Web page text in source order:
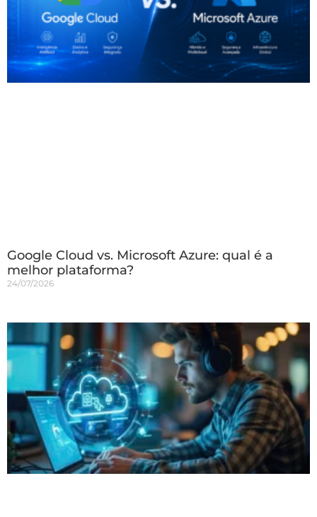
Google Cloud vs. Microsoft Azure: qual é a
melhor plataforma?
24/07/2026